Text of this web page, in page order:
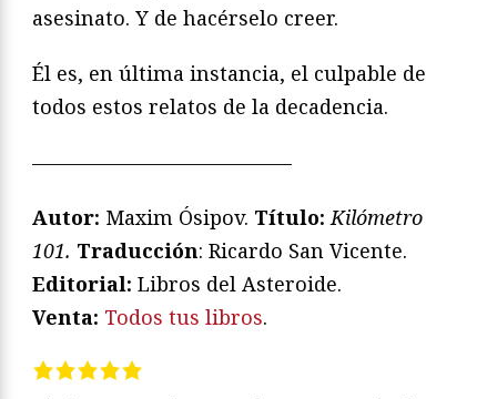
asesinato. Y de hacérselo creer.
Él es, en última instancia, el culpable de
todos estos relatos de la decadencia.
—————————————
Autor: Maxim Ósipov. Título:Kilómetro
101. Traducción: Ricardo San Vicente.
Editorial: Libros del Asteroide.
Venta: Todos tus libros.